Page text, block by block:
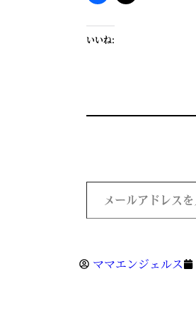
いいね:
ママエンジェルス